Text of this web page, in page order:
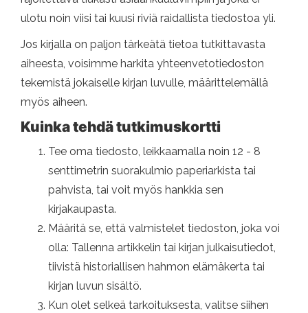
ulotu noin viisi tai kuusi riviä raidallista tiedostoa yli.
Jos kirjalla on paljon tärkeätä tietoa tutkittavasta
aiheesta, voisimme harkita yhteenvetotiedoston
tekemistä jokaiselle kirjan luvulle, määrittelemällä
myös aiheen.
Kuinka tehdä tutkimuskortti
Tee oma tiedosto, leikkaamalla noin 12 - 8
senttimetrin suorakulmio paperiarkista tai
pahvista, tai voit myös hankkia sen
kirjakaupasta.
Määritä se, että valmistelet tiedoston, joka voi
olla: Tallenna artikkelin tai kirjan julkaisutiedot,
tiivistä historiallisen hahmon elämäkerta tai
kirjan luvun sisältö.
Kun olet selkeä tarkoituksesta, valitse siihen